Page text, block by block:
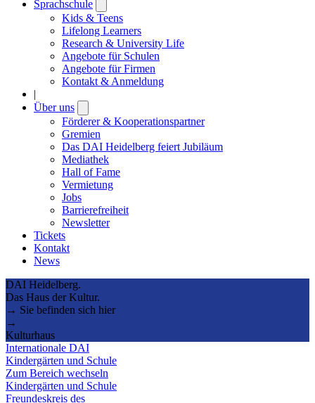
Sprachschule
submenu
Kids & Teens
Lifelong Learners
Research & University Life
Angebote für Schulen
Angebote für Firmen
Kontakt & Anmeldung
|
Über uns
submenu
Förderer & Kooperationspartner
Gremien
Das DAI Heidelberg feiert Jubiläum
Mediathek
Hall of Fame
Vermietung
Jobs
Barrierefreiheit
Newsletter
Tickets
Kontakt
News
DAI Heidelberg.
Das Haus der Kultur.
→ Sie befinden sich hier
→
Kulturhaus
Internationale DAI
Kindergärten und Schule
Zum Bereich wechseln
Kindergärten und Schule
Freundeskreis des